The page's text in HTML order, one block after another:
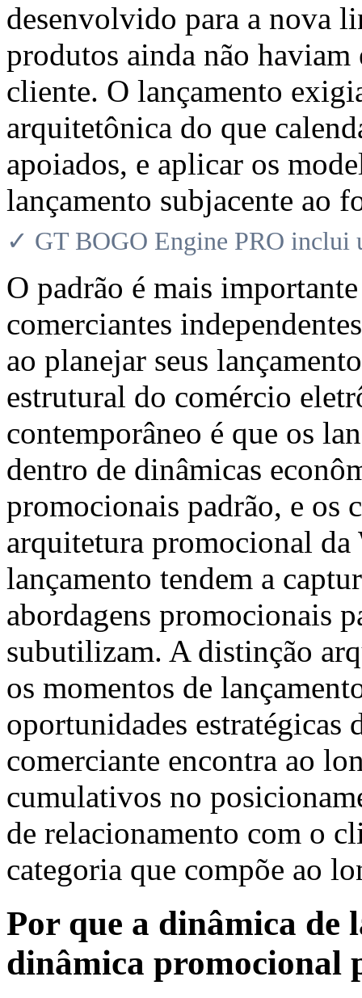
desenvolvido para a nova
produtos ainda não
cliente. O lançamento
arquitetônica do que
apoiados, e aplicar os
lançamento subjacente ao
✓ GT BOGO Engine PRO inclui
O padrão é mais
comerciantes
ao planejar seus
estrutural do comércio
contemporâneo é que os
dentro de dinâmicas
promocionais padrão, e os
arquitetura promocional da
lançamento tendem a
abordagens promocionais
subutilizam. A distinção
os momentos de
oportunidades estratégicas
comerciante encontra ao
cumulativos no
de relacionamento com o
categoria que compõe ao
Por que a dinâmica de
dinâmica promocional